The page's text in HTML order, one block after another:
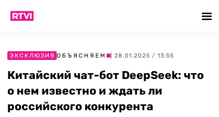
ЭКСКЛЮЗИВ ОБЪЯСНЯЕМ | 28.01.2025 / 13:55
Китайский чат-бот DeepSeek: что
о нем известно и ждать ли
российского конкурента